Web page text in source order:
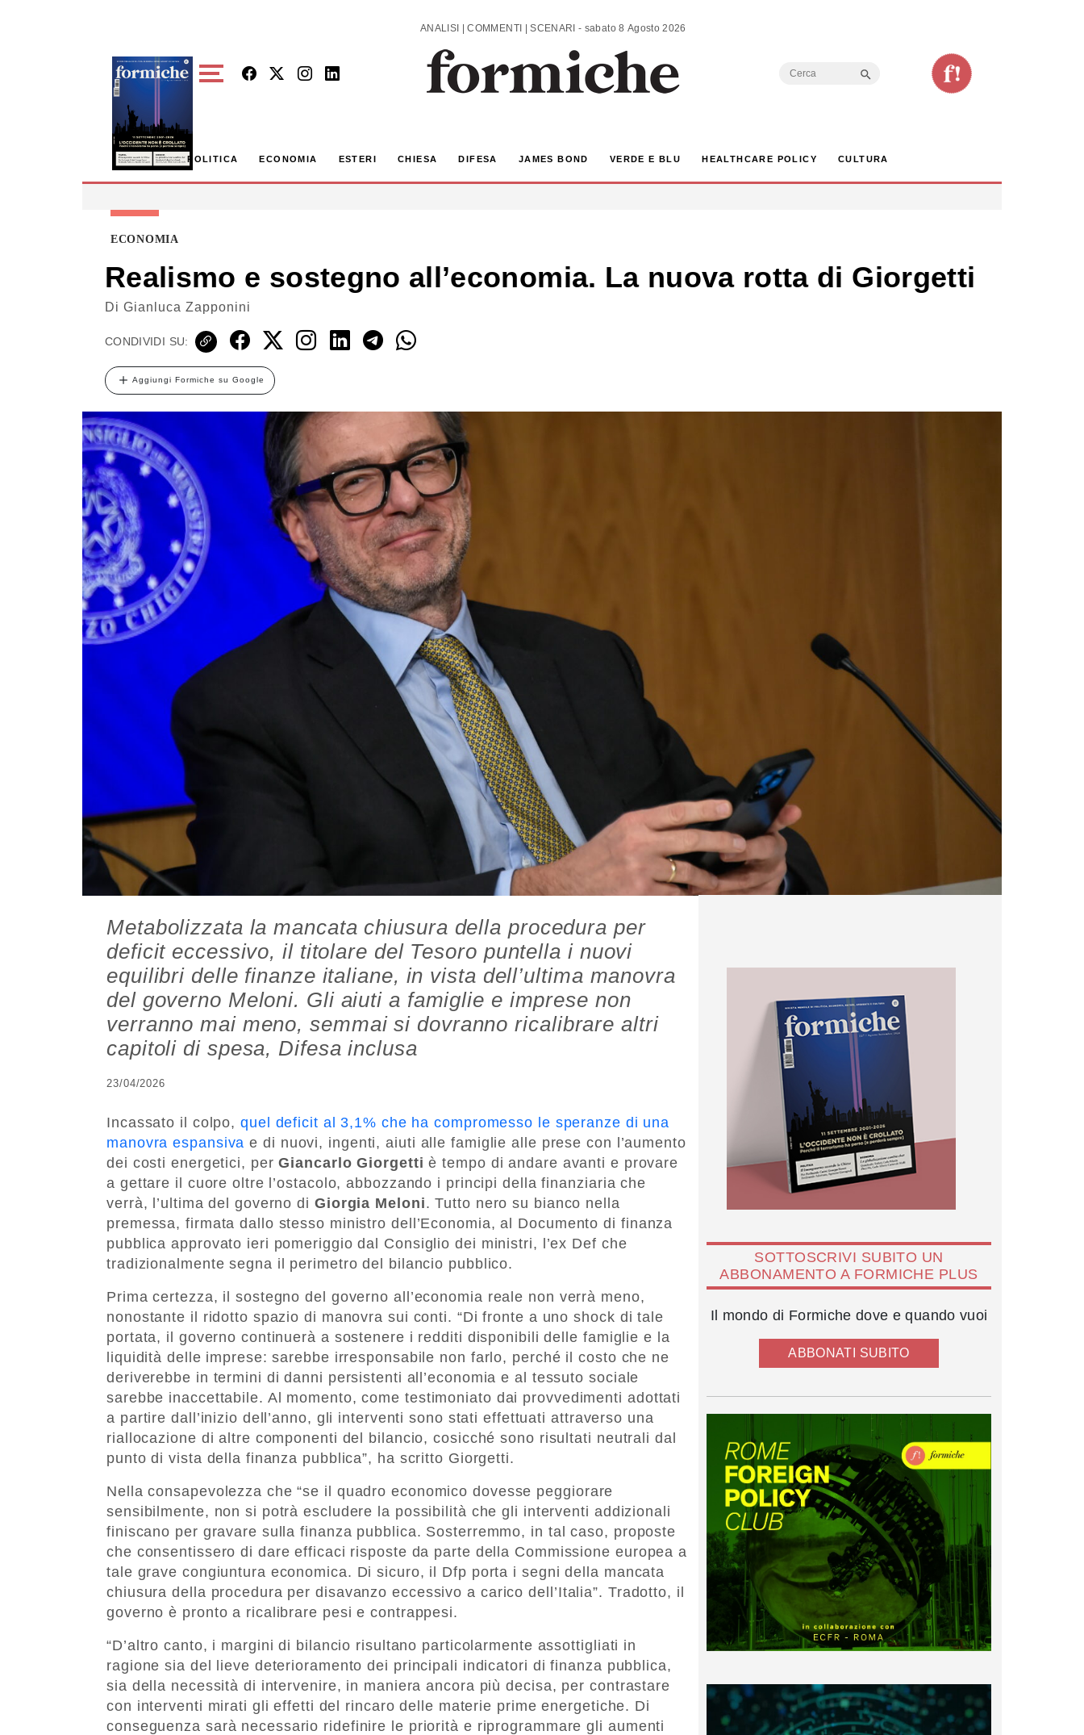
ANALISI | COMMENTI | SCENARI - sabato 8 Agosto 2026
Search
POLITICA ECONOMIA ESTERI CHIESA DIFESA JAMES BOND VERDE E BLU HEALTHCARE POLICY CULTURA
ECONOMIA
Realismo e sostegno all’economia. La nuova rotta di Giorgetti
Di Gianluca Zapponini
CONDIVIDI SU:
Aggiungi Formiche su Google
Metabolizzata la mancata chiusura della procedura per
deficit eccessivo, il titolare del Tesoro puntella i nuovi
equilibri delle finanze italiane, in vista dell’ultima manovra
del governo Meloni. Gli aiuti a famiglie e imprese non
verranno mai meno, semmai si dovranno ricalibrare altri
capitoli di spesa, Difesa inclusa
23/04/2026
Incassato il colpo, quel deficit al 3,1% che ha compromesso le speranze di una
manovra espansiva e di nuovi, ingenti, aiuti alle famiglie alle prese con l’aumento
dei costi energetici, perGiancarlo Giorgetti è tempo di andare avanti e provare
a gettare il cuore oltre l’ostacolo, abbozzando i principi della finanziaria che
verrà, l’ultima del governo di Giorgia Meloni. Tutto nero su bianco nella
premessa, firmata dallo stesso ministro dell’Economia, al Documento di finanza
pubblica approvato ieri pomeriggio dal Consiglio dei ministri, l’ex Def che
tradizionalmente segna il perimetro del bilancio pubblico.
Prima certezza, il sostegno del governo all’economia reale non verrà meno,
nonostante il ridotto spazio di manovra sui conti. “Di fronte a uno shock di tale
portata, il governo continuerà a sostenere i redditi disponibili delle famiglie e la
liquidità delle imprese: sarebbe irresponsabile non farlo, perché il costo che ne
deriverebbe in termini di danni persistenti all’economia e al tessuto sociale
sarebbe inaccettabile. Al momento, come testimoniato dai provvedimenti adottati
a partire dall’inizio dell’anno, gli interventi sono stati effettuati attraverso una
riallocazione di altre componenti del bilancio, cosicché sono risultati neutrali dal
punto di vista della finanza pubblica”, ha scritto Giorgetti.
Nella consapevolezza che “se il quadro economico dovesse peggiorare
sensibilmente, non si potrà escludere la possibilità che gli interventi addizionali
finiscano per gravare sulla finanza pubblica. Sosterremmo, in tal caso, proposte
che consentissero di dare efficaci risposte da parte della Commissione europea a
tale grave congiuntura economica. Di sicuro, il Dfp porta i segni della mancata
chiusura della procedura per disavanzo eccessivo a carico dell’Italia”. Tradotto, il
governo è pronto a ricalibrare pesi e contrappesi.
“D’altro canto, i margini di bilancio risultano particolarmente assottigliati in
ragione sia del lieve deterioramento dei principali indicatori di finanza pubblica,
sia della necessità di intervenire, in maniera ancora più decisa, per contrastare
con interventi mirati gli effetti del rincaro delle materie prime energetiche. Di
conseguenza sarà necessario ridefinire le priorità e riprogrammare gli aumenti
SOTTOSCRIVI SUBITO UN
ABBONAMENTO A FORMICHE PLUS
Il mondo di Formiche dove e quando vuoi
ABBONATI SUBITO